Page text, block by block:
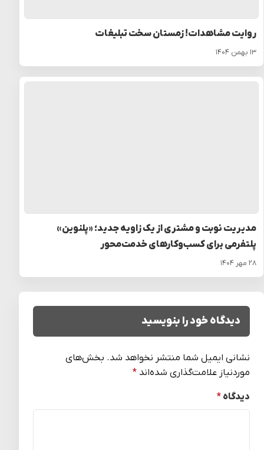
روایت مشاهدات! زمستان سخت تبلیغات
۱۳ بهمن ۱۴۰۴
مدیریت نوبت و مشتری از یک زاویه جدید؛ «پلنوین»
پلتفرمی برای کسب‌وکارهای خدمت‌محور
۲۸ مهر ۱۴۰۴
دیدگاه خود را بنویسید
نشانی ایمیل شما منتشر نخواهد شد. بخش‌های
موردنیاز علامت‌گذاری شده‌اند *
دیدگاه *